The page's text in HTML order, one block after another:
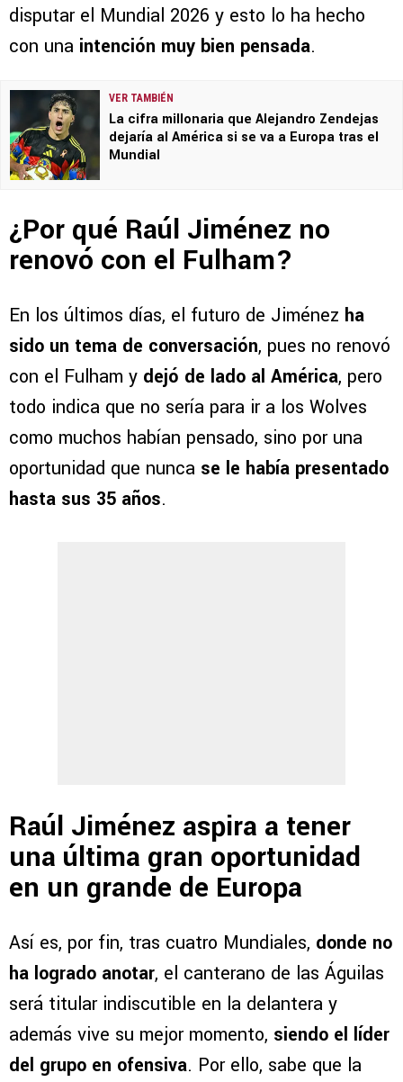
disputar el Mundial 2026 y esto lo ha hecho
con una intención muy bien pensada.
VER TAMBIÉN
La cifra millonaria que Alejandro Zendejas
dejaría al América si se va a Europa tras el
Mundial
¿Por qué Raúl Jiménez no
renovó con el Fulham?
En los últimos días, el futuro de Jiménez ha
sido un tema de conversación, pues no renovó
con el Fulham y dejó de lado al América, pero
todo indica que no sería para ir a los Wolves
como muchos habían pensado, sino por una
oportunidad que nunca se le había presentado
hasta sus 35 años.
Raúl Jiménez aspira a tener
una última gran oportunidad
en un grande de Europa
Así es, por fin, tras cuatro Mundiales, donde no
ha logrado anotar, el canterano de las Águilas
será titular indiscutible en la delantera y
además vive su mejor momento, siendo el líder
del grupo en ofensiva. Por ello, sabe que la